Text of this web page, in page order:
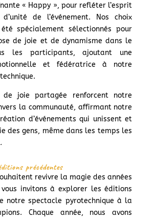
« Happy », pour refléter l’esprit
de l’événement. Nos choix
spécialement sélectionnés pour
de joie et de dynamisme dans le
les participants, ajoutant une
et fédératrice à notre
de joie partagée renforcent notre
la communauté, affirmant notre
d’événements qui unissent et
des gens, même dans les temps les
précédentes
revivre la magie des années
vous invitons à explorer les éditions
notre spectacle pyrotechnique à la
Chaque année, nous avons